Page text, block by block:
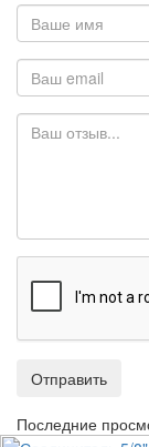
Отправить
Последние